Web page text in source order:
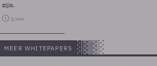
zijn.
1 min
MEER WHITEPAPERS